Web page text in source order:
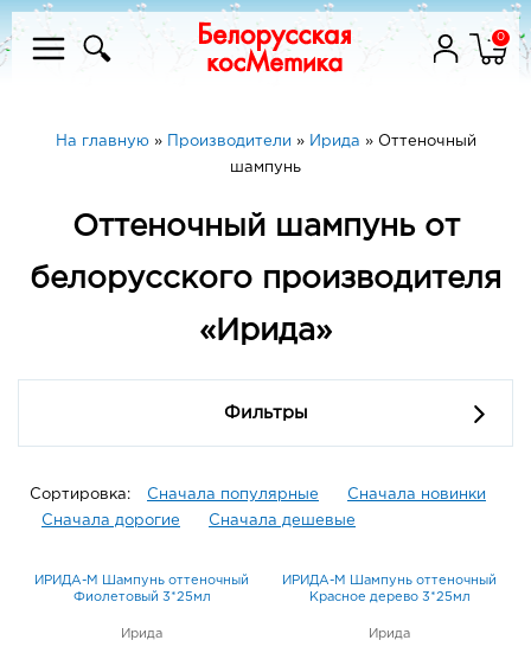
0
На главную» Производители » Ирида » Оттеночный
шампунь
Оттеночный шампунь от
белорусского производителя
«Ирида»
Фильтры
Сортировка: Сначала популярные
Сначала новинки
Сначала дорогие
Сначала дешевые
ИРИДА-М Шампунь оттеночный
Фиолетовый 3*25мл
Ирида
ИРИДА-М Шампунь оттеночный
Красное дерево 3*25мл
Ирида